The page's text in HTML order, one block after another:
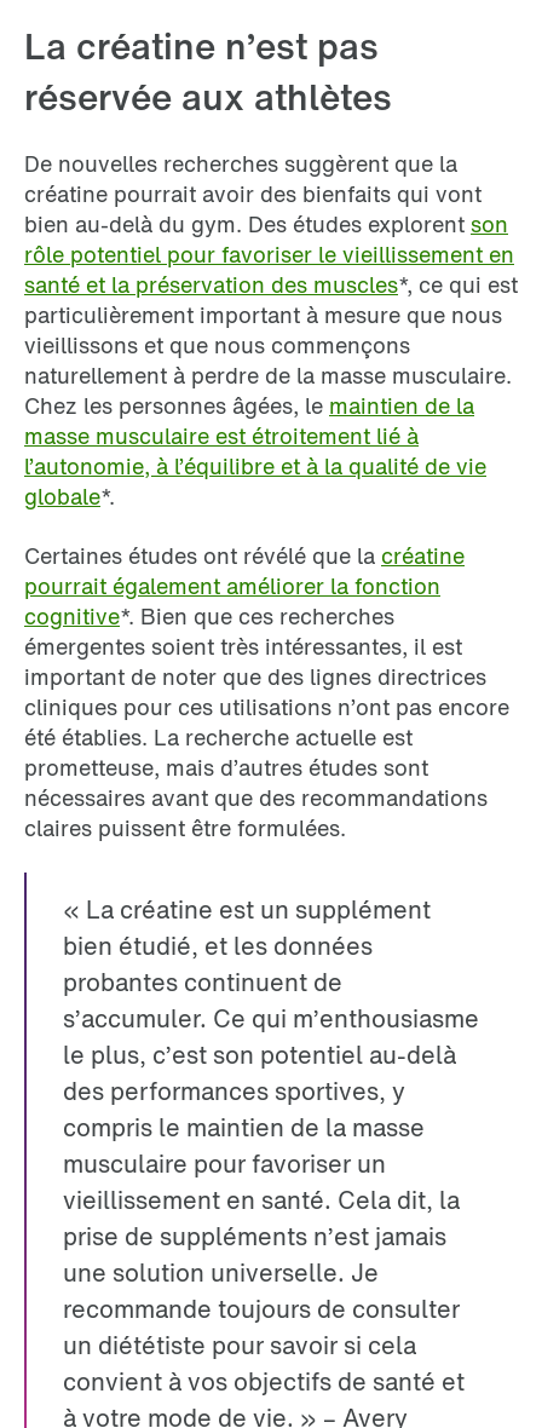
La créatine n’est pas
réservée aux athlètes
De nouvelles recherches suggèrent que la
créatine pourrait avoir des bienfaits qui vont
bien au-delà du gym. Des études explorent son
rôle potentiel pour favoriser le vieillissement en
santé et la préservation des muscles*, ce qui est
particulièrement important à mesure que nous
vieillissons et que nous commençons
naturellement à perdre de la masse musculaire.
Chez les personnes âgées, le maintien de la
masse musculaire est étroitement lié à
l’autonomie, à l’équilibre et à la qualité de vie
globale*.
Certaines études ont révélé que la créatine
pourrait également améliorer la fonction
cognitive*. Bien que ces recherches
émergentes soient très intéressantes, il est
important de noter que des lignes directrices
cliniques pour ces utilisations n’ont pas encore
été établies. La recherche actuelle est
prometteuse, mais d’autres études sont
nécessaires avant que des recommandations
claires puissent être formulées.
« La créatine est un supplément
bien étudié, et les données
probantes continuent de
s’accumuler. Ce qui m’enthousiasme
le plus, c’est son potentiel au-delà
des performances sportives, y
compris le maintien de la masse
musculaire pour favoriser un
vieillissement en santé. Cela dit, la
prise de suppléments n’est jamais
une solution universelle. Je
recommande toujours de consulter
un diététiste pour savoir si cela
convient à vos objectifs de santé et
à votre mode de vie. » – Avery